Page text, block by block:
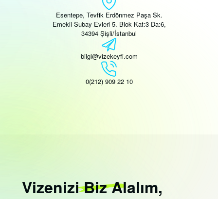
Esentepe, Tevfik Erdönmez Paşa Sk.
Emekli Subay Evleri 5. Blok Kat:3 Da:6,
34394 Şişli/İstanbul
bilgi@vizekeyfi.com
0(212) 909 22 10
VizeniziBizAlalım,